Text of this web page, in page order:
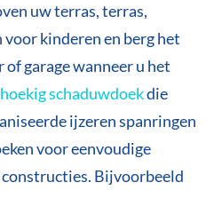
uw terras, terras,
kinderen en berg het
garage wanneer u het
schaduwdoekdie
ijzeren spanringen
voor eenvoudige
Bijvoorbeeld